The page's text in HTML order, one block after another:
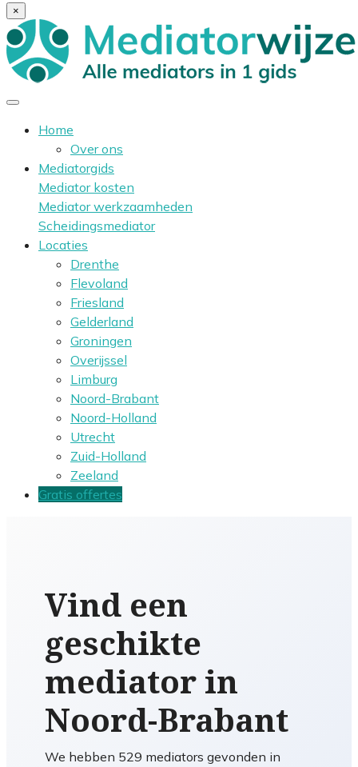
×
Home
Over ons
Mediatorgids
Mediator kosten
Mediator werkzaamheden
Scheidingsmediator
Locaties
Drenthe
Flevoland
Friesland
Gelderland
Groningen
Overijssel
Limburg
Noord-Brabant
Noord-Holland
Utrecht
Zuid-Holland
Zeeland
Gratis offertes
Vind een
geschikte
mediator in
Noord-Brabant
We hebben 529 mediators gevonden in